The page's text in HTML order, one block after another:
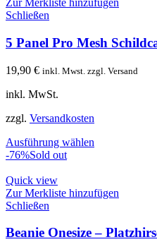
Zur Merkliste hinzufügen
Schließen
5 Panel Pro Mesh
19,90 € inkl. Mwst. zzgl. Versand
inkl. MwSt.
zzgl. Versandkosten
Ausführung wählen
-76%Sold out
Quick view
Zur Merkliste hinzufügen
Schließen
Beanie Onesize –